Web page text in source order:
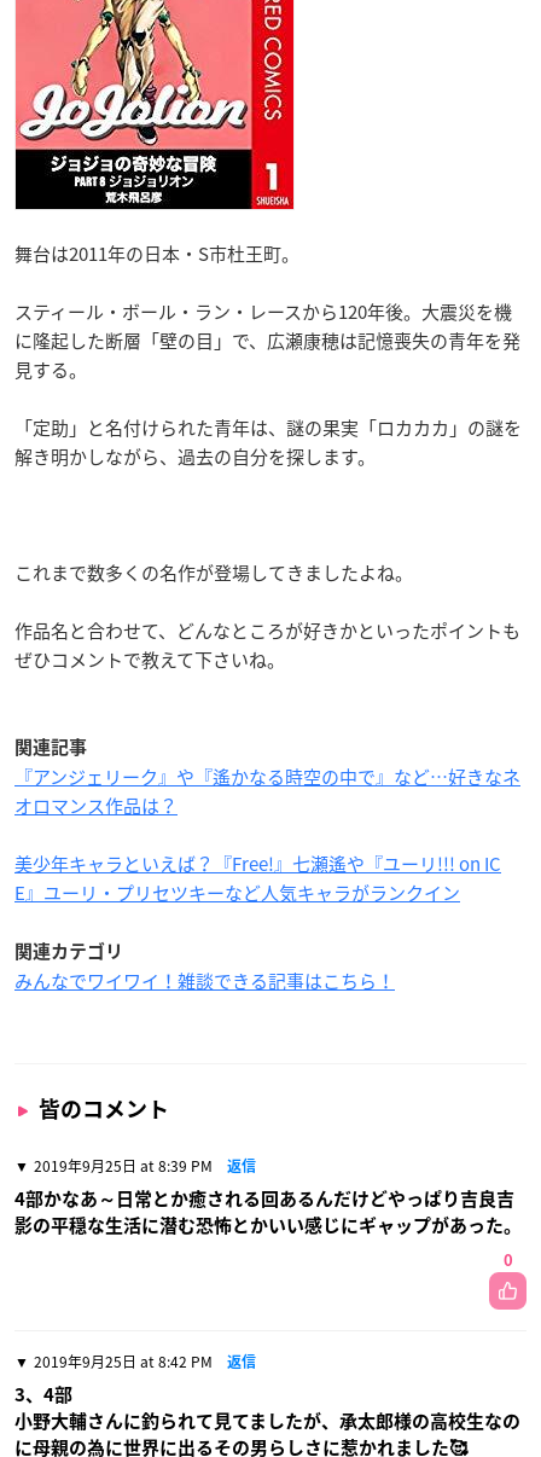
舞台は2011年の日本・S市杜王町。
スティール・ボール・ラン・レースから120年後。大震災を機
に隆起した断層「壁の目」で、広瀬康穂は記憶喪失の青年を発
見する。
「定助」と名付けられた青年は、謎の果実「ロカカカ」の謎を
解き明かしながら、過去の自分を探します。
これまで数多くの名作が登場してきましたよね。
作品名と合わせて、どんなところが好きかといったポイントも
ぜひコメントで教えて下さいね。
関連記事
『アンジェリーク』や『遙かなる時空の中で』など…好きなネ
オロマンス作品は？
美少年キャラといえば？『Free!』七瀬遙や『ユーリ!!! on IC
E』ユーリ・プリセツキーなど人気キャラがランクイン
関連カテゴリ
みんなでワイワイ！雑談できる記事はこちら！
皆のコメント
2019年9月25日 at 8:39 PM 返信
4部かなあ～日常とか癒される回あるんだけどやっぱり吉良吉
影の平穏な生活に潜む恐怖とかいい感じにギャップがあった。
0
2019年9月25日 at 8:42 PM 返信
3、4部
小野大輔さんに釣られて見てましたが、承太郎様の高校生なの
に母親の為に世界に出るその男らしさに惹かれました🥰